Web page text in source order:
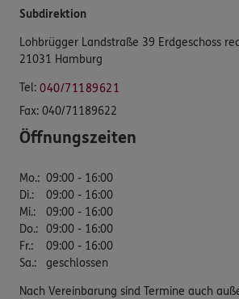
Subdirektion
Lohbrügger Landstraße 39 Erdgeschoss
21031 Hamburg
Tel: 040/71189621
Fax: 040/71189622
Öffnungszeiten
Mo.: 09:00 - 16:00
Di.:
09:00 - 16:00
Mi.:
09:00 - 16:00
Do.: 09:00 - 16:00
Fr.:
09:00 - 16:00
Sa.: geschlossen
Nach Vereinbarung sind Termine auch